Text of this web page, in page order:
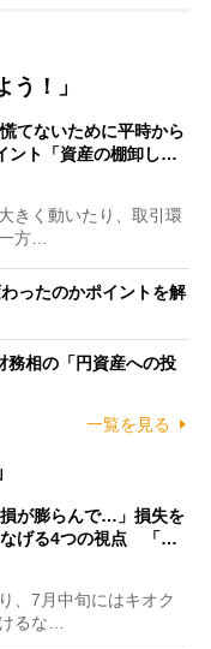
！」
てないために平時から
ント「資産の棚卸し…
きく動いたり、取引環
方…
ったのかポイントを解
務相の「円資産への投
一覧を見る
損が膨らんで…」損失を
なげる4つの視点 「…
、7月中旬にはキオク
るな…